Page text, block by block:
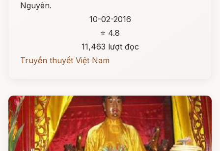
Nguyên.
10-02-2016
⭐ 4.8
11,463 lượt đọc
Truyền thuyết Việt Nam